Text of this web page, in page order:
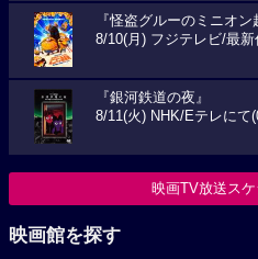
『怪盗グルーのミニオン
8/10(月) フジテレビ/最
『銀河鉄道の夜』
8/11(火) NHK/Eテレにて
映画TV放送ス
映画館を探す